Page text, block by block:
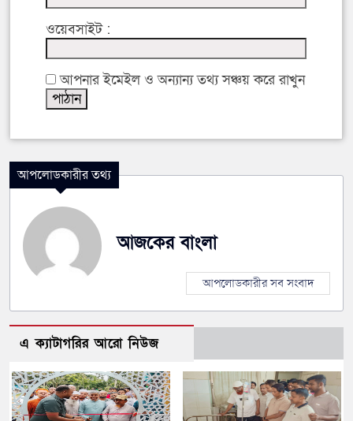
ওয়েবসাইট :
আপনার ইমেইল ও অন্যান্য তথ্য সঞ্চয় করে রাখুন
আপলোডকারীর তথ্য
আজকের বাংলা
আপলোডকারীর সব সংবাদ
এ ক্যাটাগরির আরো নিউজ